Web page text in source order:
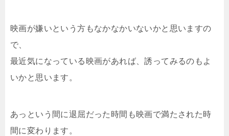
映画が嫌いという方もなかなかいないかと思いますの
で、
最近気になっている映画があれば、誘ってみるのもよ
いかと思います。
あっという間に退屈だった時間も映画で満たされた時
間に変わります。